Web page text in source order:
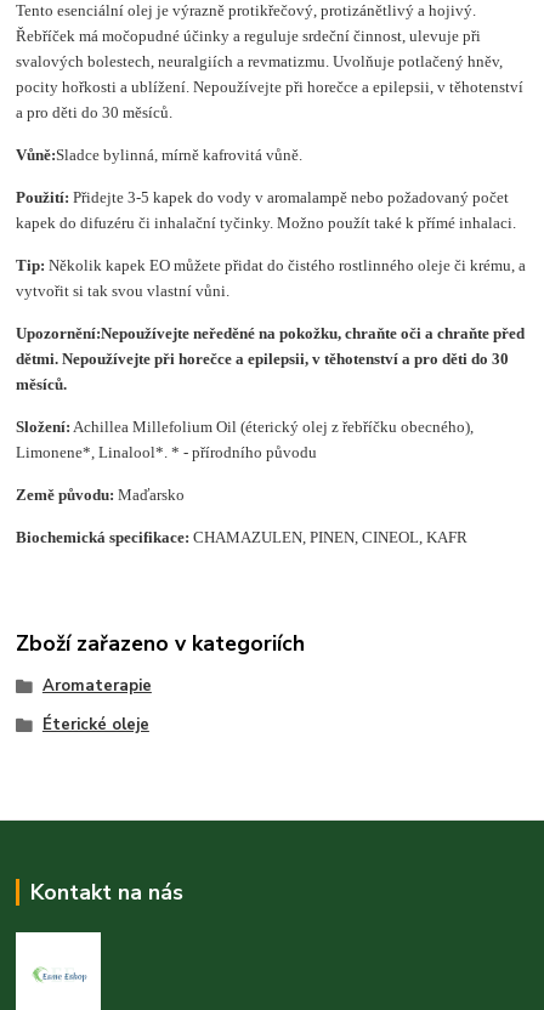
Tento esenciální olej je výrazně protikřečový, protizánětlivý a hojivý.
Řebříček má močopudné účinky a reguluje srdeční činnost, ulevuje při
svalových bolestech, neuralgiích a revmatizmu. Uvolňuje potlačený hněv,
pocity hořkosti a ublížení. Nepoužívejte při horečce a epilepsii, v těhotenství
a pro děti do 30 měsíců.
Vůně:Sladce bylinná, mírně kafrovitá vůně.
Použití: Přidejte 3-5 kapek do vody v aromalampě nebo požadovaný počet
kapek do difuzéru či inhalační tyčinky. Možno použít také k přímé inhalaci.
Tip: Několik kapek EO můžete přidat do čistého rostlinného oleje či krému, a
vytvořit si tak svou vlastní vůni.
Upozornění:Nepoužívejte neředěné na pokožku, chraňte oči a chraňte před
dětmi.Nepoužívejte při horečce a epilepsii, v těhotenství a pro děti do 30
měsíců.
Složení: Achillea Millefolium Oil (éterický olej z řebříčku obecného),
Limonene*, Linalool*. * - přírodního původu
Země původu: Maďarsko
Biochemická specifikace:CHAMAZULEN, PINEN, CINEOL, KAFR
Zboží zařazeno v kategoriích
Aromaterapie
Éterické oleje
Kontakt na nás